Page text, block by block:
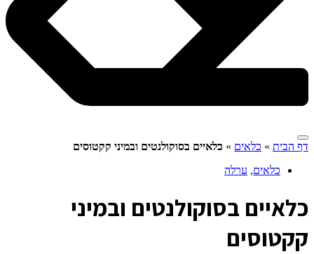
דף הבית » כלאים » כלאיים בסוקולנטים ובמיני קקטוסים
כלאים, ערלה
כלאיים בסוקולנטים ובמיני
קקטוסים